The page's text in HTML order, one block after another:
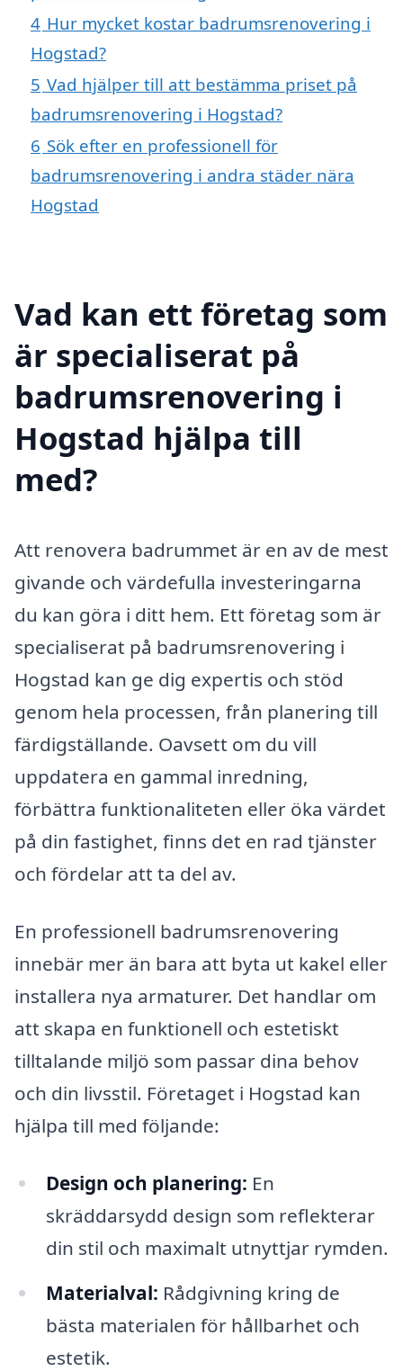
4 Hur mycket kostar badrumsrenovering i
Hogstad?
5 Vad hjälper till att bestämma priset på
badrumsrenovering i Hogstad?
6 Sök efter en professionell för
badrumsrenovering i andra städer nära
Hogstad
Vad kan ett företag som
är specialiserat på
badrumsrenovering i
Hogstad hjälpa till
med?
Att renovera badrummet är en av de mest
givande och värdefulla investeringarna
du kan göra i ditt hem. Ett företag som är
specialiserat på badrumsrenovering i
Hogstad kan ge dig expertis och stöd
genom hela processen, från planering till
färdigställande. Oavsett om du vill
uppdatera en gammal inredning,
förbättra funktionaliteten eller öka värdet
på din fastighet, finns det en rad tjänster
och fördelar att ta del av.
En professionell badrumsrenovering
innebär mer än bara att byta ut kakel eller
installera nya armaturer. Det handlar om
att skapa en funktionell och estetiskt
tilltalande miljö som passar dina behov
och din livsstil. Företaget i Hogstad kan
hjälpa till med följande:
Design och planering: En
skräddarsydd design som reflekterar
din stil och maximalt utnyttjar rymden.
Materialval: Rådgivning kring de
bästa materialen för hållbarhet och
estetik.